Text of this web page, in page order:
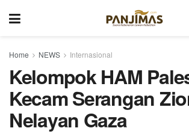
Home NEWS Internasional
Kelompok HAM
Kecam Serangan
Nelayan Gaza